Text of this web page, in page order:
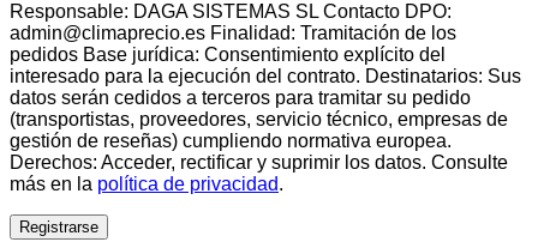
Responsable: DAGA SISTEMAS SL Contacto DPO:
admin@climaprecio.es Finalidad: Tramitación de los
pedidos Base jurídica: Consentimiento explícito del
interesado para la ejecución del contrato. Destinatarios: Sus
datos serán cedidos a terceros para tramitar su pedido
(transportistas, proveedores, servicio técnico, empresas de
gestión de reseñas) cumpliendo normativa europea.
Derechos: Acceder, rectificar y suprimir los datos. Consulte
más en la política de privacidad.
Registrarse